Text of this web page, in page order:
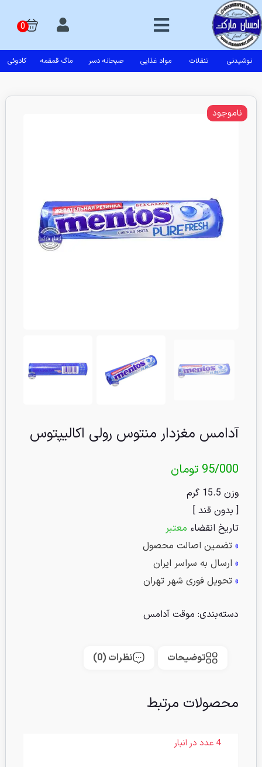
نوشیدنی تنقلات مواد غذایی صبحانه دسر ماگ قمقمه کادوئی
آدامس مغزدار منتوس رولی اکالیپتوس
95/000 تومان
وزن 15.5 گرم
[ بدون قند ]
تاریخ انقضاء معتبر
» تضمین اصالت محصول
» ارسال به سراسر ایران
» تحویل فوری شهر تهران
ناموجود
دسته‌بندی: موقت آدامس
توضیحات نظرات (0)
محصولات مرتبط
4 عدد در انبار